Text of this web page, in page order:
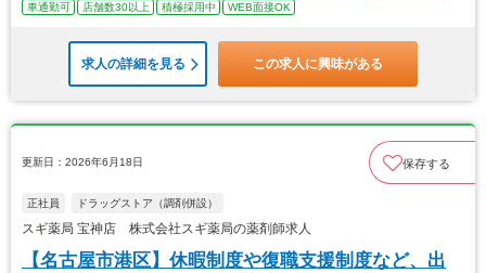
車通勤可
店舗数30以上 積極採用中 WEB面接OK
求人の詳細を見る この求人に興味がある
更新日：2026年6月18日 保存する
正社員 ドラッグストア（調剤併設）
スギ薬局 宝神店 株式会社スギ薬局の薬剤師求人
【名古屋市港区】休暇制度や復職支援制度など、出